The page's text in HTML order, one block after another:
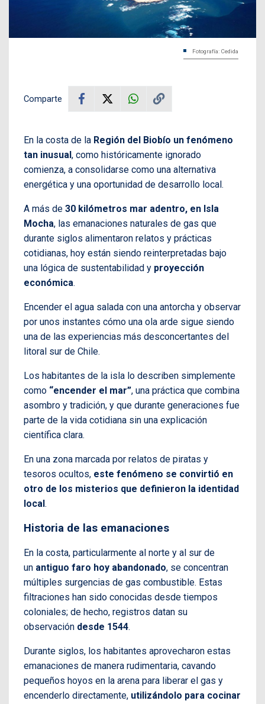
Fotografía: Cedida
Comparte
En la costa de la Región del Biobío un fenómeno
tan inusual, como históricamente ignorado
comienza, a consolidarse como una alternativa
energética y una oportunidad de desarrollo local.
A más de 30 kilómetros mar adentro, en Isla
Mocha, las emanaciones naturales de gas que
durante siglos alimentaron relatos y prácticas
cotidianas, hoy están siendo reinterpretadas bajo
una lógica de sustentabilidad y proyección
económica.
Encender el agua salada con una antorcha y observar
por unos instantes cómo una ola arde sigue siendo
una de las experiencias más desconcertantes del
litoral sur de Chile.
Los habitantes de la isla lo describen simplemente
como “encender el mar”, una práctica que combina
asombro y tradición, y que durante generaciones fue
parte de la vida cotidiana sin una explicación
científica clara.
En una zona marcada por relatos de piratas y
tesoros ocultos, este fenómeno se convirtió en
otro de los misterios que definieron la identidad
local.
Historia de las emanaciones
En la costa, particularmente al norte y al sur de
un antiguo faro hoy abandonado, se concentran
múltiples surgencias de gas combustible. Estas
filtraciones han sido conocidas desde tiempos
coloniales; de hecho, registros datan su
observación desde 1544.
Durante siglos, los habitantes aprovecharon estas
emanaciones de manera rudimentaria, cavando
pequeños hoyos en la arena para liberar el gas y
encenderlo directamente, utilizándolo para cocinar